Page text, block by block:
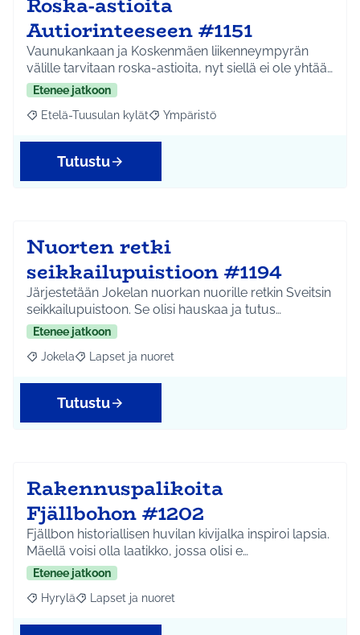
Autiorinteeseen #1151
Vaunukankaan ja Koskenmäen liikenneympyrän
välille tarvitaan roska-astioita, nyt siellä ei ole yhtää…
Etenee jatkoon
Rajaa tulokset aihepiirin mukaan: Etelä-Tuusulan kylät
Etelä-Tuusulan kylät Rajaa tulokset teeman mukaan:
Ympäristö
Tutustu
Nuorten retki
seikkailupuistioon #1194
Järjestetään Jokelan nuorkan nuorille retkin Sveitsin
seikkailupuistoon. Se olisi hauskaa ja tutus…
Etenee jatkoon
Rajaa tulokset aihepiirin mukaan: Jokela
Jokela Rajaa tulokset teeman mukaan: Lapset ja nuoret
Lapset ja nuoret
Tutustu
Rakennuspalikoita
Fjällbohon #1202
Fjällbon historiallisen huvilan kivijalka inspiroi lapsia.
Mäellä voisi olla laatikko, jossa olisi e…
Etenee jatkoon
Rajaa tulokset aihepiirin mukaan: Hyrylä
Hyrylä Rajaa tulokset teeman mukaan: Lapset ja nuoret
Lapset ja nuoret